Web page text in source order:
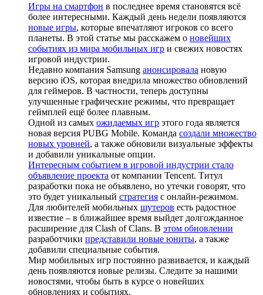
Игры на смартфон в последнее время становятся всё
более интересными. Каждый день недели появляются
новые игры, которые впечатляют игроков со всего
планеты. В этой статье мы расскажем о новейших
событиях из мира мобильных игр и свежих новостях
игровой индустрии.
Недавно компания Samsung анонсировала новую
версию iOS, которая внедрила множество обновлений
для геймеров. В частности, теперь доступны
улучшенные графические режимы, что превращает
геймплей ещё более плавным.
Одной из самых ожидаемых игр этого года является
новая версия PUBG Mobile. Команда создали множество
новых уровней, а также обновили визуальные эффекты
и добавили уникальные опции.
Интересным событием в игровой индустрии стало
объявление проекта от компании Tencent. Титул
разработки пока не объявлено, но утечки говорят, что
это будет уникальный стратегия с онлайн-режимом.
Для любителей мобильных шутеров есть радостное
известие – в ближайшее время выйдет долгожданное
расширение для Clash of Clans. В этом обновлении
разработчики представили новые юниты, а также
добавили специальные события.
Мир мобильных игр постоянно развивается, и каждый
день появляются новые релизы. Следите за нашими
новостями, чтобы быть в курсе о новейших
обновлениях и событиях.